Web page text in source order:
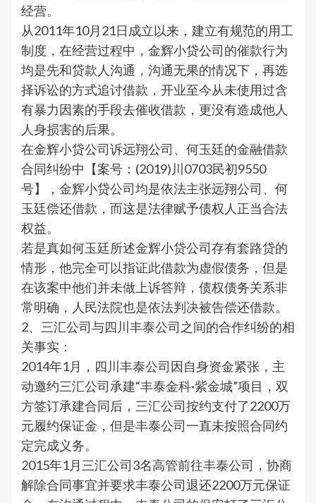
经营。
从2011年10月21日成立以来，建立有规范的用工
制度，在经营过程中，金辉小贷公司的催款行为
均是先和贷款人沟通，沟通无果的情况下，再选
择诉讼的方式追讨借款，开业至今从未使用过含
有暴力因素的手段去催收借款，更没有造成他人
人身损害的后果。
在金辉小贷公司诉远翔公司、何玉廷的金融借款
合同纠纷中【案号：(2019)川0703民初9550
号】，金辉小贷公司均是依法主张远翔公司、何
玉廷偿还借款，而这是法律赋予债权人正当合法
权益。
若是真如何玉廷所述金辉小贷公司存有套路贷的
情形，他完全可以指证此借款为虚假债务，但是
在该案中他们并未做上诉答辩，债权债务关系非
常明确，人民法院也是依法判决被告偿还借款。
2、三汇公司与四川丰泰公司之间的合作纠纷的相
关事实：
2014年1月，四川丰泰公司因自身资金紧张，主
动邀约三汇公司承建“丰泰金科·紫金城”项目，双
方签订承建合同后，三汇公司按约支付了2200万
元履约保证金，但是丰泰公司一直未按照合同约
定完成义务。
2015年1月三汇公司3名高管前往丰泰公司，协商
解除合同事宜并要求丰泰公司退还2200万元保证